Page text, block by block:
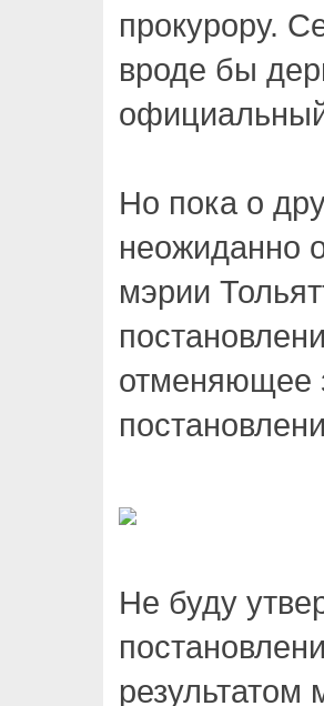
прокурору.
вроде бы
Но пока о
неожиданно
мэрии
отменяющее
Не буду
результатом